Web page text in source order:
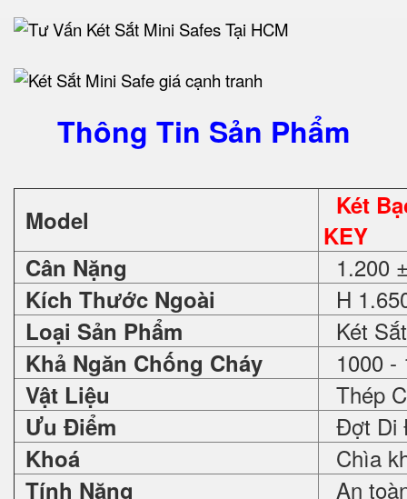
Thông Tin Sản Phẩm
Model
Két
KEY
Cân Nặng
1.200
Kích Thước Ngoài H
Loại Sản Phẩm Két
Khả Ngăn Chống Cháy 1000 -
Vật Liệu Thép
Ưu Điểm Đợt Di
Khoá Chìa
Tính Năng An